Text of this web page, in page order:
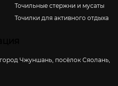
Точильные стержни и мусаты
Точилки для активного отдыха
Чжуншань, посёлок Сяолань,